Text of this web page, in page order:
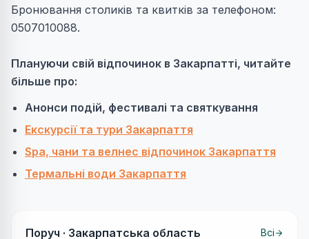
Бронювання столиків та квитків за телефоном:
0507010088.
Плануючи свій відпочинок в Закарпатті, читайте
більше про:
Анонси подій, фестивалі та святкування
Екскурсії та тури Закарпаття
Spa, чани та велнес відпочинок Закарпаття
Термальні води Закарпаття
Поруч · Закарпатська область Всі